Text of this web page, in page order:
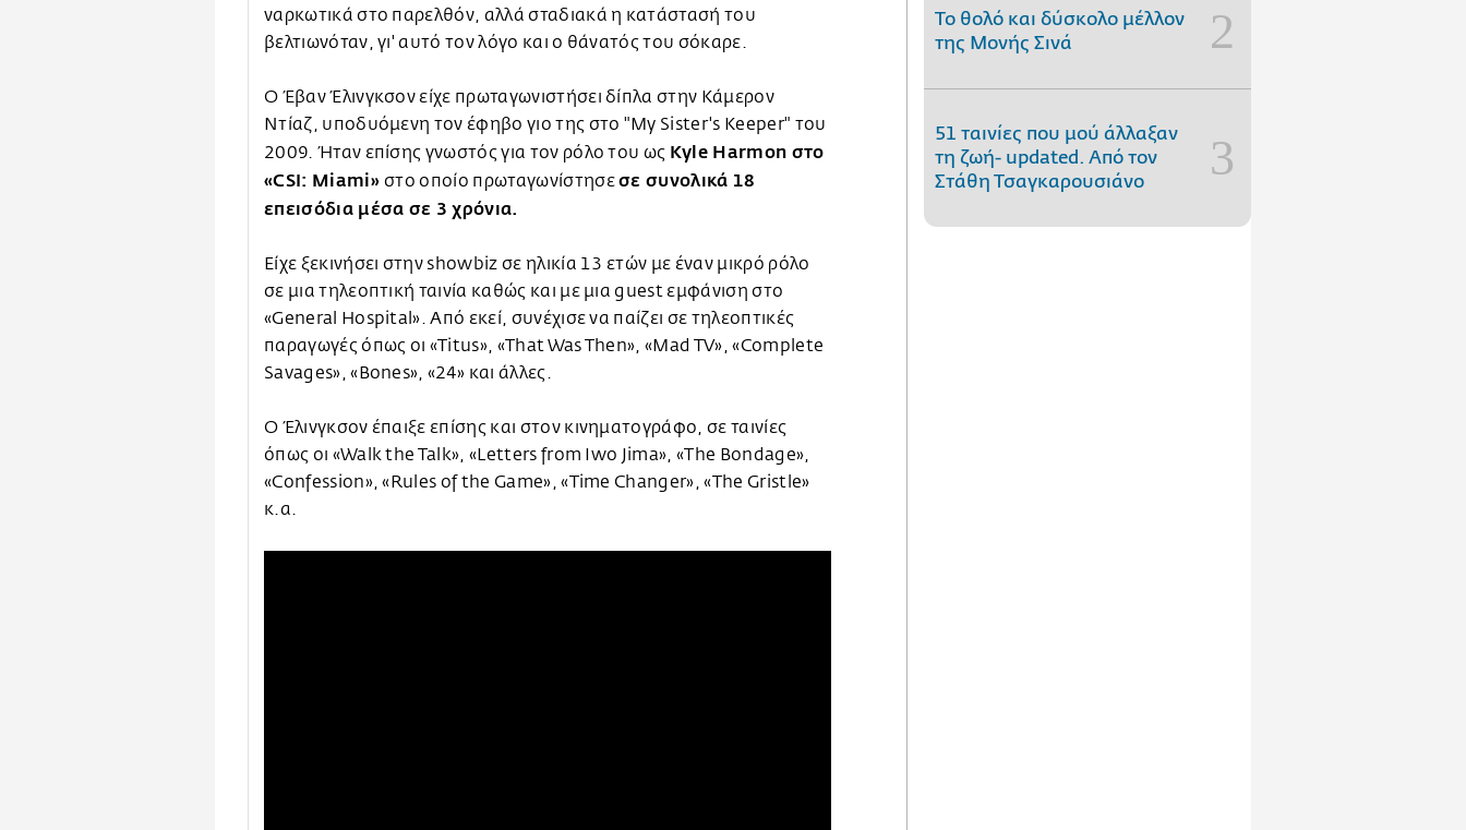
ναρκωτικά στο παρελθόν, αλλά σταδιακά η κατάστασή του
βελτιωνόταν, γι' αυτό τον λόγο και ο θάνατός του σόκαρε.
Ο Έβαν Έλινγκσον είχε πρωταγωνιστήσει δίπλα στην Κάμερον
Ντίαζ, υποδυόμενη τον έφηβο γιο της στο "My Sister's Keeper" του
2009. Ήταν επίσης γνωστός για τον ρόλο του ως Kyle Harmon στο
«CSI: Miami»στο οποίο πρωταγωνίστησεσε συνολικά 18
επεισόδια μέσα σε 3 χρόνια.
Είχε ξεκινήσει στην showbiz σε ηλικία 13 ετών με έναν μικρό ρόλο
σε μια τηλεοπτική ταινία καθώς και με μια guest εμφάνιση στο
«General Hospital». Από εκεί, συνέχισε να παίζει σε τηλεοπτικές
παραγωγές όπως οι «Titus», «That Was Then», «Mad TV», «Complete
Savages», «Bones», «24» και άλλες.
Ο Έλινγκσον έπαιξε επίσης και στον κινηματογράφο, σε ταινίες
όπως οι «Walk the Talk», «Letters from Iwo Jima», «The Bondage»,
«Confession», «Rules of the Game», «Time Changer», «The Gristle»
κ.α.
Το θολό και δύσκολο μέλλον
της Μονής Σινά
51 ταινίες που μού άλλαξαν
τη ζωή- updated. Aπό τον
Στάθη Τσαγκαρουσιάνο